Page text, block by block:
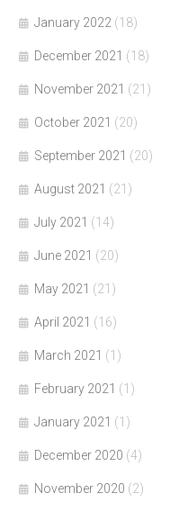
January 2022 (18)
December 2021 (18)
November 2021 (21)
October 2021 (20)
September 2021 (20)
August 2021 (21)
July 2021 (14)
June 2021 (20)
May 2021 (21)
April 2021 (16)
March 2021 (1)
February 2021 (1)
January 2021 (1)
December 2020 (4)
November 2020 (2)